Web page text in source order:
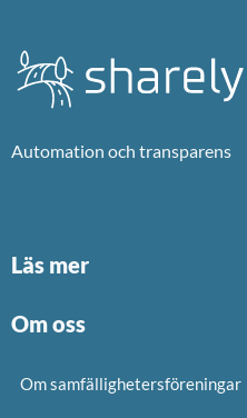
Automation och transparens
Läs mer
Om oss
Om samfällighetersföreningar